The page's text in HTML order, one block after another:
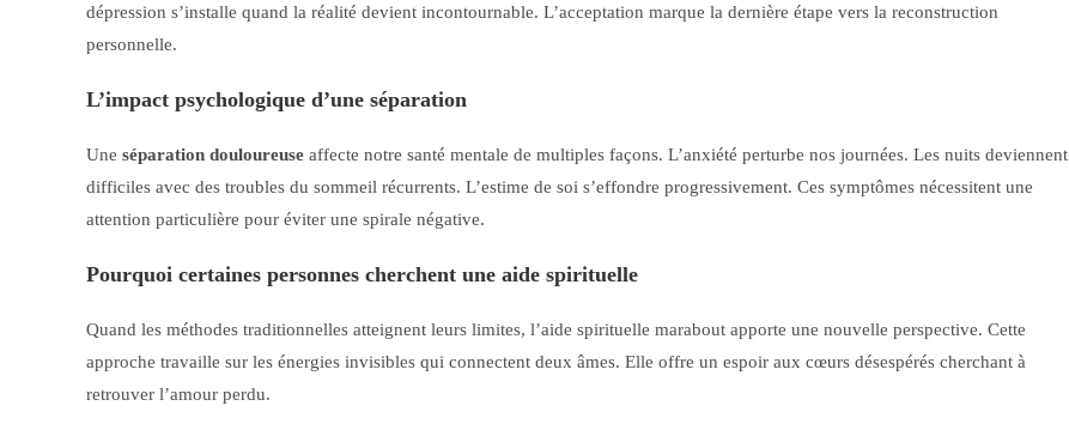
dépression s’installe quand la réalité devient incontournable. L’acceptation marque la dernière étape vers la reconstruction
personnelle.
L’impact psychologique d’une séparation
Une séparation douloureuse affecte notre santé mentale de multiples façons. L’anxiété perturbe nos journées. Les nuits deviennent
difficiles avec des troubles du sommeil récurrents. L’estime de soi s’effondre progressivement. Ces symptômes nécessitent une
attention particulière pour éviter une spirale négative.
Pourquoi certaines personnes cherchent une aide spirituelle
Quand les méthodes traditionnelles atteignent leurs limites, l’aide spirituelle marabout apporte une nouvelle perspective. Cette
approche travaille sur les énergies invisibles qui connectent deux âmes. Elle offre un espoir aux cœurs désespérés cherchant à
retrouver l’amour perdu.